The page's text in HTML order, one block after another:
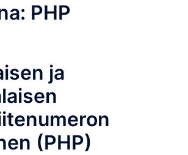
PHP
ja
(PHP)